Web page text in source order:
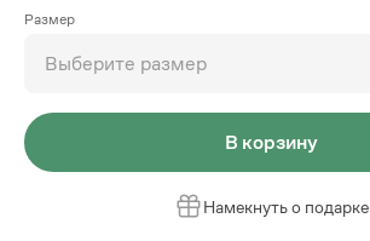
Размер
Выберите размер
В корзину
Намекнуть о подарке